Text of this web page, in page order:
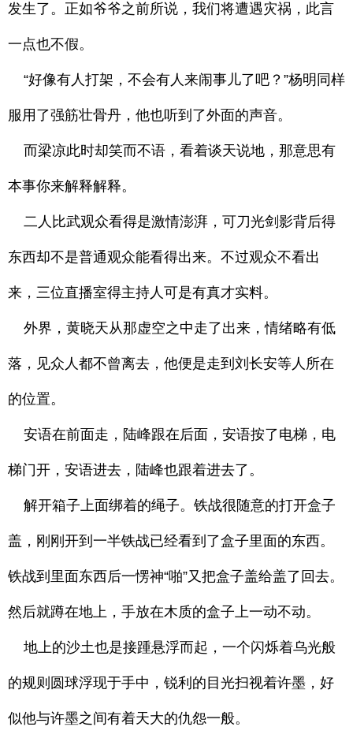
发生了。正如爷爷之前所说，我们将遭遇灾祸，此言
一点也不假。
“好像有人打架，不会有人来闹事儿了吧？”杨明同样
服用了强筋壮骨丹，他也听到了外面的声音。
而梁凉此时却笑而不语，看着谈天说地，那意思有
本事你来解释解释。
二人比武观众看得是激情澎湃，可刀光剑影背后得
东西却不是普通观众能看得出来。不过观众不看出
来，三位直播室得主持人可是有真才实料。
外界，黄晓天从那虚空之中走了出来，情绪略有低
落，见众人都不曾离去，他便是走到刘长安等人所在
的位置。
安语在前面走，陆峰跟在后面，安语按了电梯，电
梯门开，安语进去，陆峰也跟着进去了。
解开箱子上面绑着的绳子。铁战很随意的打开盒子
盖，刚刚开到一半铁战已经看到了盒子里面的东西。
铁战到里面东西后一愣神“啪”又把盒子盖给盖了回去。
然后就蹲在地上，手放在木质的盒子上一动不动。
地上的沙土也是接踵悬浮而起，一个闪烁着乌光般
的规则圆球浮现于手中，锐利的目光扫视着许墨，好
似他与许墨之间有着天大的仇怨一般。